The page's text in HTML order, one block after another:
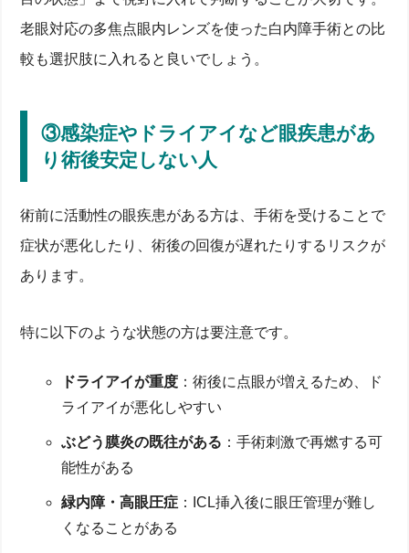
老眼対応の多焦点眼内レンズを使った白内障手術との比
較も選択肢に入れると良いでしょう。
③感染症やドライアイなど眼疾患があ
り術後安定しない人
術前に活動性の眼疾患がある方は、手術を受けることで
症状が悪化したり、術後の回復が遅れたりするリスクが
あります。
特に以下のような状態の方は要注意です。
ドライアイが重度 ：術後に点眼が増えるため、ド
ライアイが悪化しやすい
ぶどう膜炎の既往がある ：手術刺激で再燃する可
能性がある
緑内障・高眼圧症 ：ICL挿入後に眼圧管理が難し
くなることがある